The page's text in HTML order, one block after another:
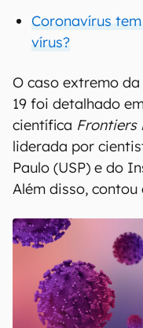
Coronavírus
vírus?
O caso extremo
19 foi detalhado
científica Frontiers
liderada por
Paulo (USP) e do
Além disso,